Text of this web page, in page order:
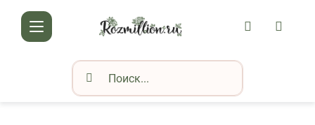
contentToggle
Navigation
Результат
поиска:
АККАУНТ